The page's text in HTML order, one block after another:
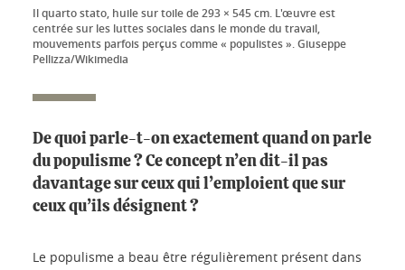
Il quarto stato, huile sur toile de 293 × 545 cm. L'œuvre est
centrée sur les luttes sociales dans le monde du travail,
mouvements parfois perçus comme « populistes ». Giuseppe
Pellizza/Wikimedia
De quoi parle-t-on exactement quand on parle
du populisme ? Ce concept n’en dit-il pas
davantage sur ceux qui l’emploient que sur
ceux qu’ils désignent ?
Le populisme a beau être régulièrement présent dans